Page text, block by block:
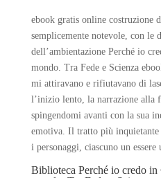
ebook gratis online costruzione
semplicemente notevole, con le
dell’ambientazione Perché io
mondo. Tra Fede e Scienza
mi attiravano e rifiutavano di
l’inizio lento, la narrazione alla
spingendomi avanti con la sua
emotiva. Il tratto più
i personaggi, ciascuno un essere
Biblioteca Perché io credo